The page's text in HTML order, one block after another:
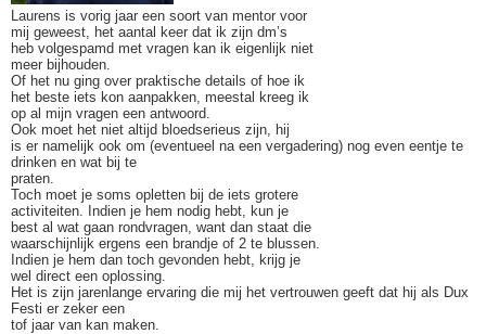
Laurens is vorig jaar een soort van mentor voor
mij geweest, het aantal keer dat ik zijn dm’s
heb volgespamd met vragen kan ik eigenlijk niet
meer bijhouden.
Of het nu ging over praktische details of hoe ik
het beste iets kon aanpakken, meestal kreeg ik
op al mijn vragen een antwoord.
Ook moet het niet altijd bloedserieus zijn, hij
is er namelijk ook om (eventueel na een vergadering) nog even eentje te
drinken en wat bij te
praten.
Toch moet je soms opletten bij de iets grotere
activiteiten. Indien je hem nodig hebt, kun je
best al wat gaan rondvragen, want dan staat die
waarschijnlijk ergens een brandje of 2 te blussen.
Indien je hem dan toch gevonden hebt, krijg je
wel direct een oplossing.
Het is zijn jarenlange ervaring die mij het vertrouwen geeft dat hij als Dux
Festi er zeker een
tof jaar van kan maken.